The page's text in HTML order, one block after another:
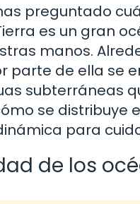
preguntado
es un gran
manos.
parte de ella se
subterráneas
se distribuye
para
de los